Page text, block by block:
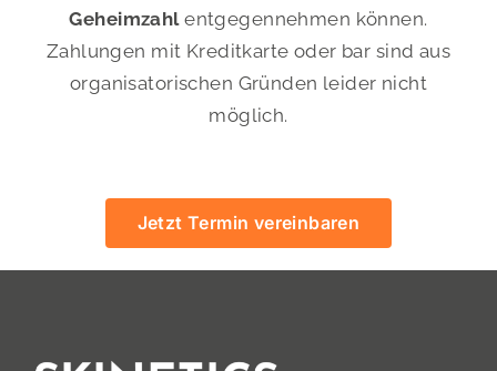
Geheimzahlentgegennehmen können.
Zahlungen mit Kreditkarte oder bar sind aus
organisatorischen Gründen leider nicht
möglich.
Jetzt Termin vereinbaren